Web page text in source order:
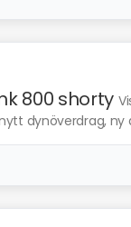
800 shorty
dynöverdrag, ny